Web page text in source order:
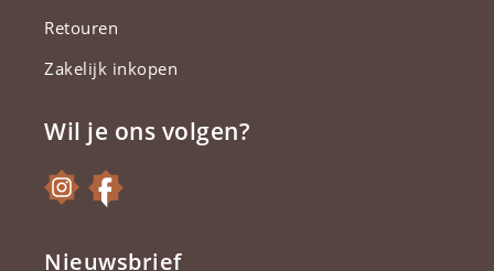
Retouren
Zakelijk inkopen
Wil je ons volgen?
Nieuwsbrief